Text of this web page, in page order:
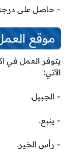
– حاصل على
موقع
يتوفر العمل في
الآتي:
– الجبيل.
– ينبع.
– رأس الخير.